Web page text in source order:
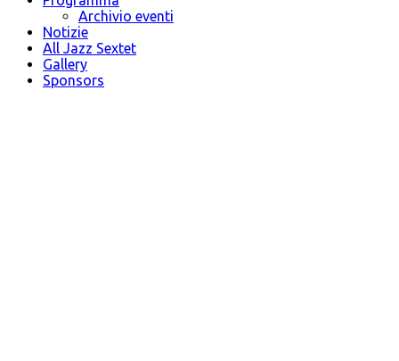
Archivio eventi
Notizie
All Jazz Sextet
Gallery
Sponsors